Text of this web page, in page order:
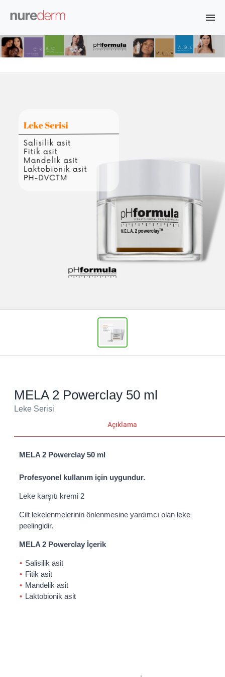
MELA 2 Powerclay 50 ml
Leke Serisi
Açıklama
MELA 2 Powerclay 50 ml
Profesyonel kullanım için uygundur.
Leke karşıtı kremi 2
Cilt lekelenmelerinin önlenmesine yardımcı olan leke
peelingidir.
MELA 2 Powerclay İçerik
Salisilik asit
Fitik asit
Mandelik asit
Laktobionik asit